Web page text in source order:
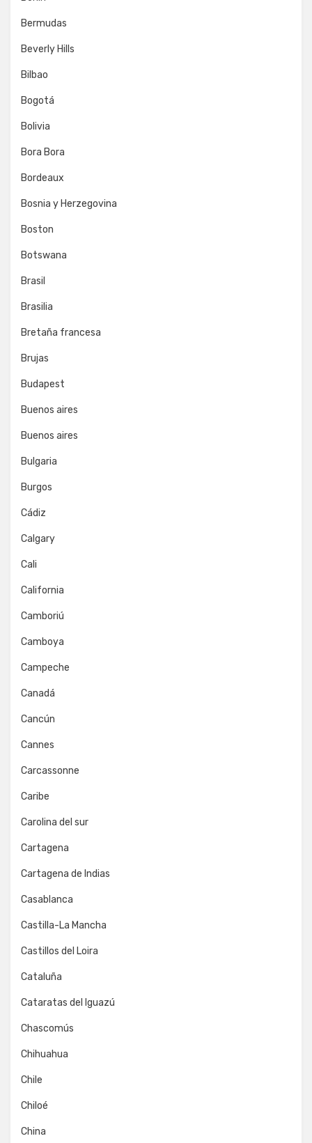
Bermudas
Beverly Hills
Bilbao
Bogotá
Bolivia
Bora Bora
Bordeaux
Bosnia y Herzegovina
Boston
Botswana
Brasil
Brasilia
Bretaña francesa
Brujas
Budapest
Buenos aires
Buenos aires
Bulgaria
Burgos
Cádiz
Calgary
Cali
California
Camboriú
Camboya
Campeche
Canadá
Cancún
Cannes
Carcassonne
Caribe
Carolina del sur
Cartagena
Cartagena de Indias
Casablanca
Castilla-La Mancha
Castillos del Loira
Cataluña
Cataratas del Iguazú
Chascomús
Chihuahua
Chile
Chiloé
China